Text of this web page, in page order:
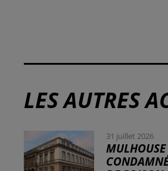
LES AUTRES
31 juillet 2026
MULHOUSE